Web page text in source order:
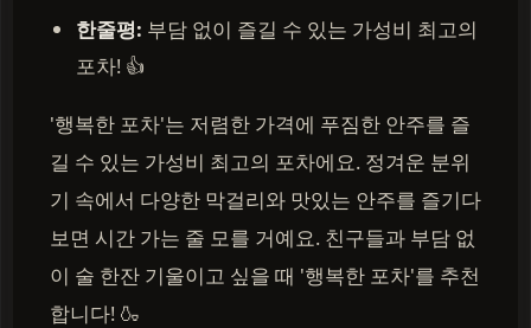
한줄평: 부담 없이 즐길 수 있는 가성비 최고의
포차! 👍
'행복한 포차'는 저렴한 가격에 푸짐한 안주를 즐
길 수 있는 가성비 최고의 포차에요. 정겨운 분위
기 속에서 다양한 막걸리와 맛있는 안주를 즐기다
보면 시간 가는 줄 모를 거예요. 친구들과 부담 없
이 술 한잔 기울이고 싶을 때 '행복한 포차'를 추천
합니다! 🍶